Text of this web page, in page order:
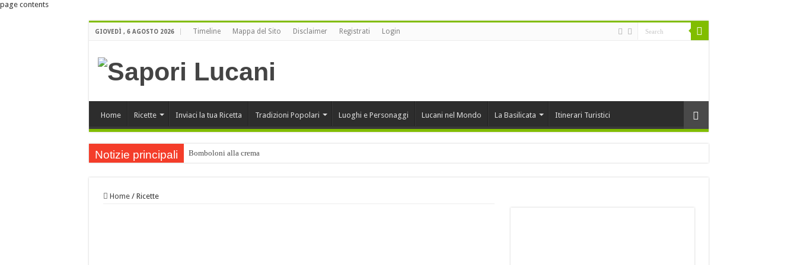
page contents
GIOVEDÌ , 6 AGOSTO 2026 Timeline Mappa del Sito Disclaimer Registrati Login
Home Ricette Inviaci la tua Ricetta Tradizioni Popolari Luoghi e Personaggi Lucani nel Mondo La Basilicata Itinerari Turistici
Notizie principali Bomboloni alla crema
Home / Ricette